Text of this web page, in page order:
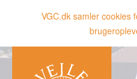
VGC.dk samler cookies